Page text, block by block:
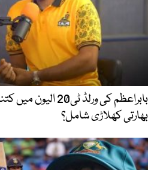
بابراعظم کی ورلڈ
بھارتی کھلاڑی شامل؟